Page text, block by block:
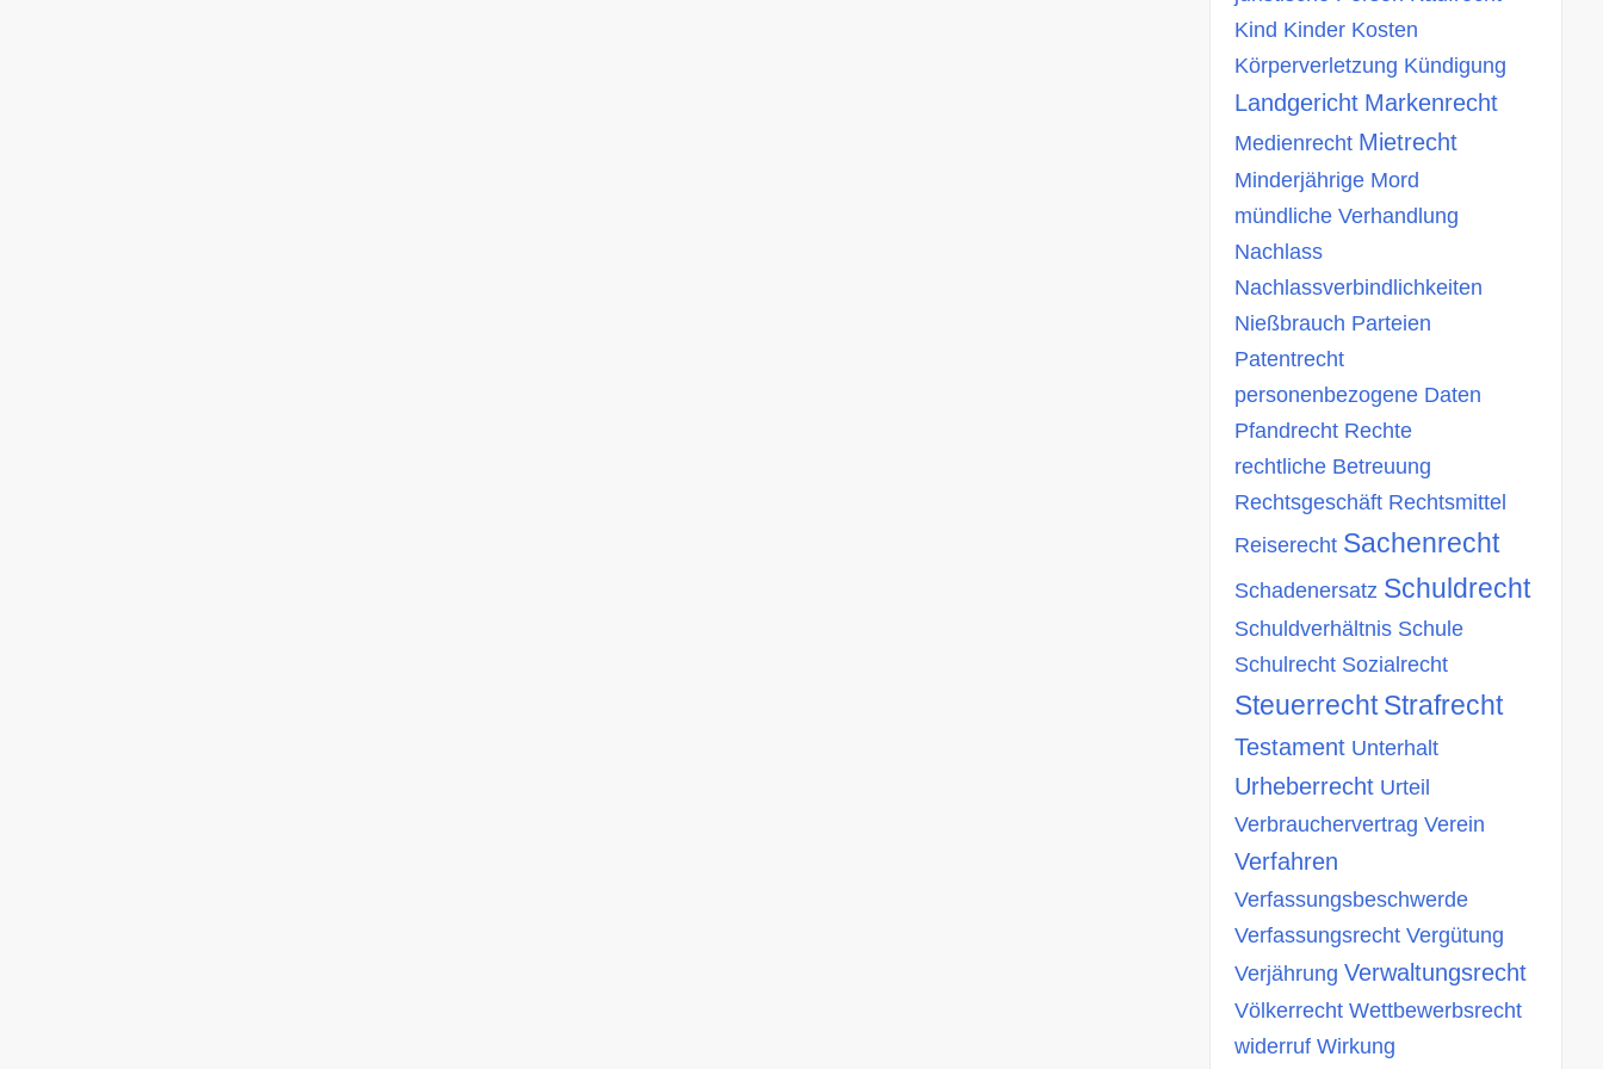
Kind Kinder Kosten
Körperverletzung Kündigung
Landgericht Markenrecht
Medienrecht Mietrecht
Minderjährige Mord
mündliche Verhandlung
Nachlass
Nachlassverbindlichkeiten
Nießbrauch Parteien
Patentrecht
personenbezogene Daten
Pfandrecht Rechte
rechtliche Betreuung
Rechtsgeschäft Rechtsmittel
Reiserecht Sachenrecht
Schadenersatz Schuldrecht
Schuldverhältnis Schule
Schulrecht Sozialrecht
Steuerrecht Strafrecht
Testament Unterhalt
Urheberrecht Urteil
Verbrauchervertrag Verein
Verfahren
Verfassungsbeschwerde
Verfassungsrecht Vergütung
Verjährung Verwaltungsrecht
Völkerrecht Wettbewerbsrecht
widerruf Wirkung